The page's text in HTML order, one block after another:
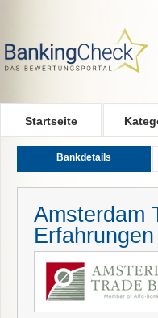
Startseite
Bankdetails
Amsterdam
Erfahrungen